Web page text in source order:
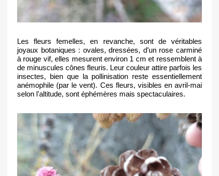
Les fleurs femelles, en revanche, sont de véritables
joyaux botaniques : ovales, dressées, d’un rose carminé
à rouge vif, elles mesurent environ 1 cm et ressemblent à
de minuscules cônes fleuris. Leur couleur attire parfois les
insectes, bien que la pollinisation reste essentiellement
anémophile (par le vent). Ces fleurs, visibles en avril-mai
selon l'altitude, sont éphémères mais spectaculaires.